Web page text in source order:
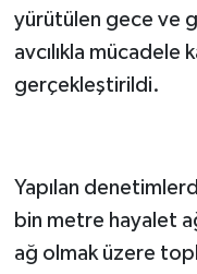
yürütülen gece ve
avcılıkla mücadele
gerçekleştirildi.
Yapılan
bin metre hayalet
ağ olmak üzere